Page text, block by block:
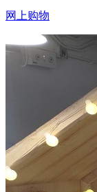
网上购物